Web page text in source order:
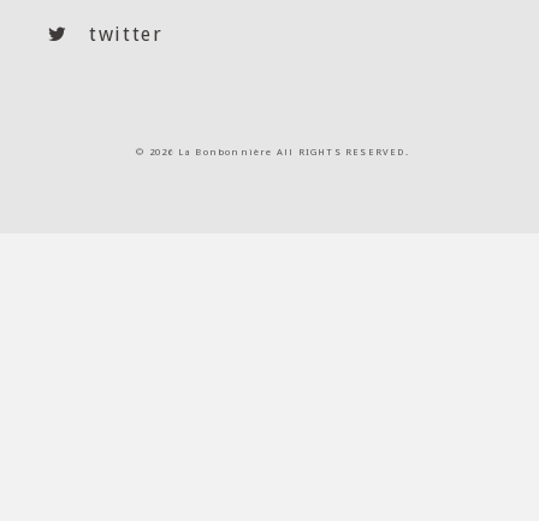
twitter
© 2026 La Bonbonnière All RIGHTS RESERVED.